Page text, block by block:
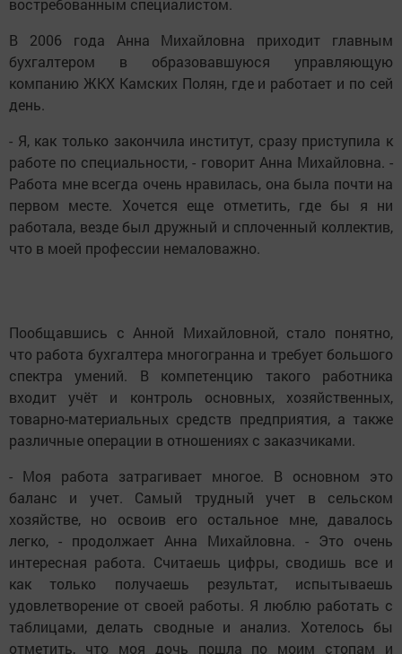
востребованным специалистом.
В 2006 года Анна Михайловна приходит главным
бухгалтером в образовавшуюся управляющую
компанию ЖКХ Камских Полян, где и работает и по сей
день.
- Я, как только закончила институт, сразу приступила к
работе по специальности, - говорит Анна Михайловна. -
Работа мне всегда очень нравилась, она была почти на
первом месте. Хочется еще отметить, где бы я ни
работала, везде был дружный и сплоченный коллектив,
что в моей профессии немаловажно.
Пообщавшись с Анной Михайловной, стало понятно,
что работа бухгалтера многогранна и требует большого
спектра умений. В компетенцию такого работника
входит учёт и контроль основных, хозяйственных,
товарно-материальных средств предприятия, а также
различные операции в отношениях с заказчиками.
- Моя работа затрагивает многое. В основном это
баланс и учет. Самый трудный учет в сельском
хозяйстве, но освоив его остальное мне, давалось
легко, - продолжает Анна Михайловна. - Это очень
интересная работа. Считаешь цифры, сводишь все и
как только получаешь результат, испытываешь
удовлетворение от своей работы. Я люблю работать с
таблицами, делать сводные и анализ. Хотелось бы
отметить, что моя дочь пошла по моим стопам и